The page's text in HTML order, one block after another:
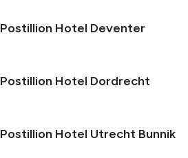
Postillion Hotel Deventer
Postillion Hotel Dordrecht
Postillion Hotel Utrecht Bunnik